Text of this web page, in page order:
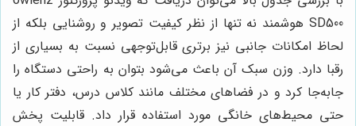
SD500 هوشمند نه تنها از نظر کیفیت تصویر و روشنایی بلکه از
لحاظ امکانات جانبی نیز برتری قابل‌توجهی نسبت به بسیاری از
رقبا دارد. وزن سبک آن باعث می‌شود بتوان به راحتی دستگاه را
جابه‌جا کرد و در فضاهای مختلف مانند کلاس درس، دفتر کار یا
حتی محیط‌های خانگی مورد استفاده قرار داد. قابلیت پخش